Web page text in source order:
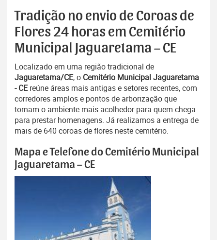
Tradição no envio de Coroas de
Flores 24 horas em Cemitério
Municipal Jaguaretama – CE
Localizado em uma região tradicional de
Jaguaretama/CE, o Cemitério Municipal Jaguaretama
- CEreúne áreas mais antigas e setores recentes, com
corredores amplos e pontos de arborização que
tornam o ambiente mais acolhedor para quem chega
para prestar homenagens. Já realizamos a entrega de
mais de 640 coroas de flores neste cemitério.
Mapa e Telefone do Cemitério Municipal
Jaguaretama – CE